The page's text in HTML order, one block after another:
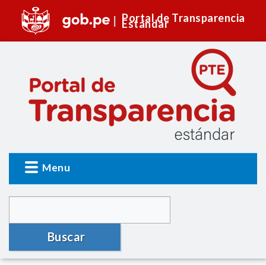
Portal de Transparencia
Estándar
Menu
Buscar